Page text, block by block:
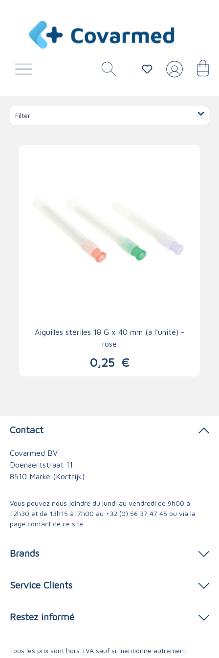
Filter
Aiguilles stériles 18 G x 40 mm (à l'unité) -
rose
0,25 €
Contact
Covarmed BV
Doenaertstraat 11
8510 Marke (Kortrijk)
Vous pouvez nous joindre du lundi au vendredi de 9h00 à
12h30 et de 13h15 à17h00 au +32 (0) 56 37 47 45 ou via la
page contact de ce site.
Brands
Service Clients
Restez informé
Tous les prix sont hors TVA sauf si mentionné autrement.